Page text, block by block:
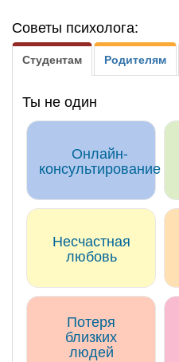
Советы психолога:
Студентам Родителям
Ты не один
Онлайн-
консультированиe
Несчастная
любовь
Потеря
близких
людей